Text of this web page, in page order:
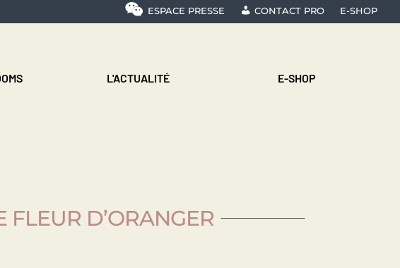
ESPACE PRESSE CONTACT PRO E-SHOP
L'ACTUALITÉ E-SHOP
D’ORANGER